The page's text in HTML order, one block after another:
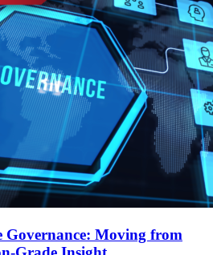
Governance: Moving from